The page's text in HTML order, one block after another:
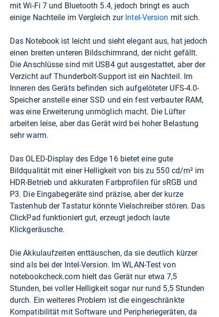
mit Wi-Fi 7 und Bluetooth 5.4, jedoch bringt es auch
einige Nachteile im Vergleich zur Intel-Version mit sich.
Das Notebook ist leicht und sieht elegant aus, hat jedoch
einen breiten unteren Bildschirmrand, der nicht gefällt.
Die Anschlüsse sind mit USB4 gut ausgestattet, aber der
Verzicht auf Thunderbolt-Support ist ein Nachteil. Im
Inneren des Geräts befinden sich aufgelöteter UFS-4.0-
Speicher anstelle einer SSD und ein fest verbauter RAM,
was eine Erweiterung unmöglich macht. Die Lüfter
arbeiten leise, aber das Gerät wird bei hoher Belastung
sehr warm.
Das OLED-Display des Edge 16 bietet eine gute
Bildqualität mit einer Helligkeit von bis zu 550 cd/m² im
HDR-Betrieb und akkuraten Farbprofilen für sRGB und
P3. Die Eingabegeräte sind präzise, aber der kurze
Tastenhub der Tastatur könnte Vielschreiber stören. Das
ClickPad funktioniert gut, erzeugt jedoch laute
Klickgeräusche.
Die Akkulaufzeiten enttäuschen, da sie deutlich kürzer
sind als bei der Intel-Version. Im WLAN-Test von
notebookcheck.com hielt das Gerät nur etwa 7,5
Stunden, bei voller Helligkeit sogar nur rund 5,5 Stunden
durch. Ein weiteres Problem ist die eingeschränkte
Kompatibilität mit Software und Peripheriegeräten, da